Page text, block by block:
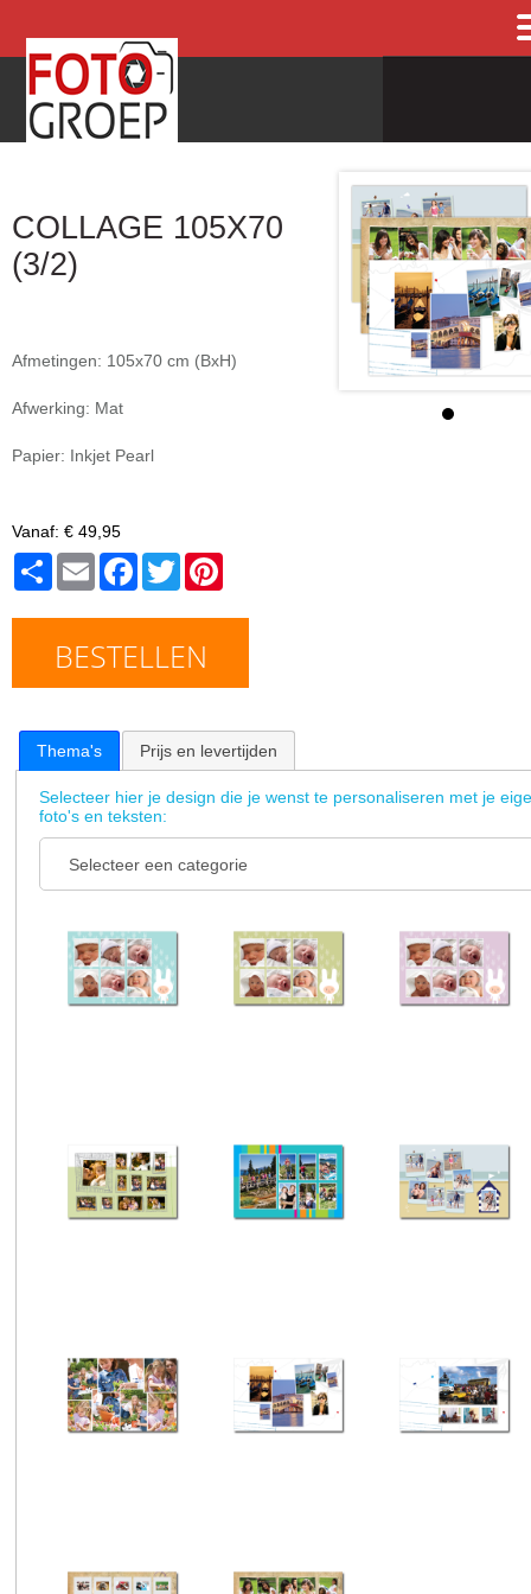
COLLAGE 105X70
(3/2)
Afmetingen: 105x70 cm (BxH)
Afwerking: Mat
Papier: Inkjet Pearl
Vanaf: € 49,95
Share Email Facebook
Twitter
BESTELLEN
Thema's Prijs en levertijden
Selecteer hier je design die je wenst te personaliseren met je
foto's en teksten: